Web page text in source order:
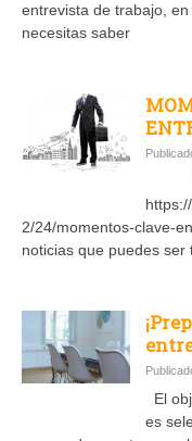
entrevista de trabajo,
necesitas saber
2/24/momentos-
noticias que puedes
El
es